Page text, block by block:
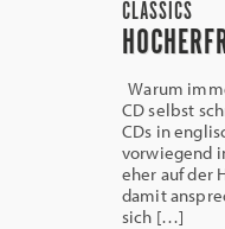
CLASSICS
Warum
CD selbst
CDs in
vorwiegend
eher auf der
damit
sich […]